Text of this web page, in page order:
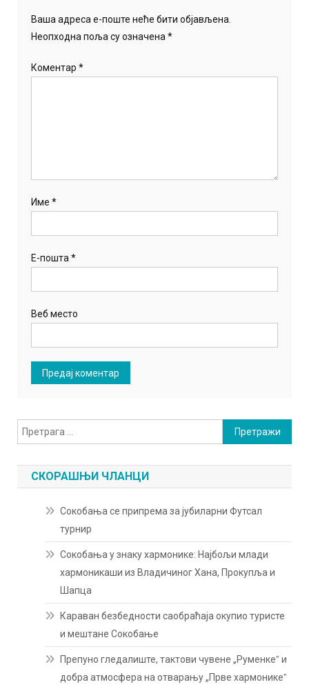
Ваша адреса е-поште неће бити објављена.
Неопходна поља су означена*
Коментар*
Име*
Е-пошта*
Веб место
Претрага
за:
СКОРАШЊИ ЧЛАНЦИ
Сокобања се припрема за јубиларни Футсал
турнир
Сокобања у знаку хармонике: Најбољи млади
хармоникаши из Владичиног Хана, Прокупља и
Шапца
Караван безбедности саобраћаја окупио туристе
и мештане Сокобање
Препуно гледалиште, тактови чувене „Руменкеˮ и
добра атмосфера на отварању „Прве хармоникеˮ